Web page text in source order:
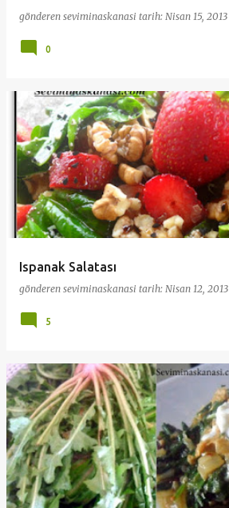
gönderen seviminaskanasi tarih: Nisan 15, 2013
0
Ispanak Salatası
gönderen seviminaskanasi tarih: Nisan 12, 2013
5